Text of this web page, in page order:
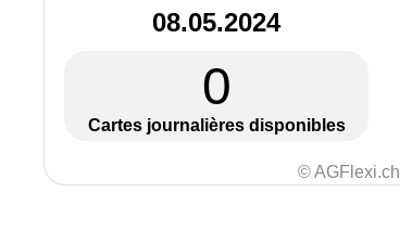
08.05.2024
0
Cartes journalières disponibles
© AGFlexi.ch